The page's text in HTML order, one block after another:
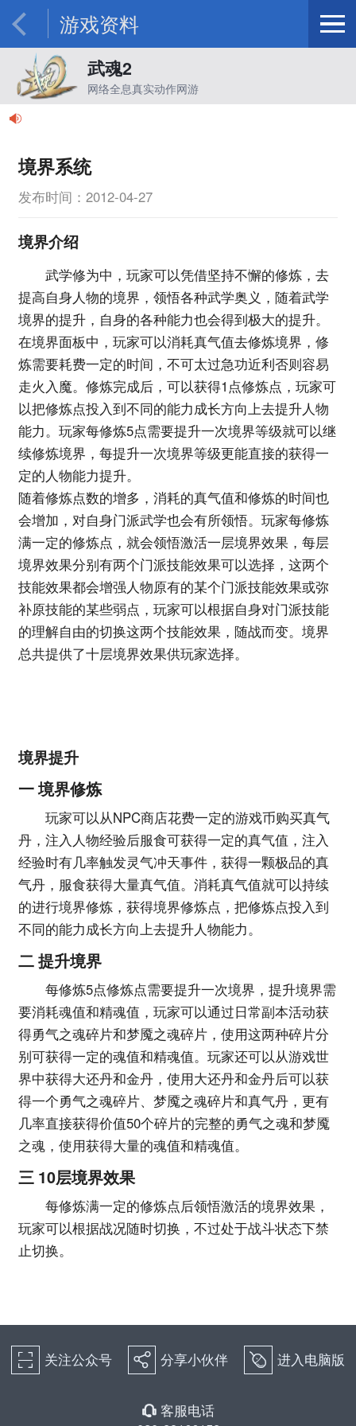
游戏资料
武魂2
网络全息真实动作网游
境界系统
发布时间：2012-04-27
境界介绍
武学修为中，玩家可以凭借坚持不懈的修炼，去
提高自身人物的境界，领悟各种武学奥义，随着武学
境界的提升，自身的各种能力也会得到极大的提升。
在境界面板中，玩家可以消耗真气值去修炼境界，修
炼需要耗费一定的时间，不可太过急功近利否则容易
走火入魔。修炼完成后，可以获得1点修炼点，玩家可
以把修炼点投入到不同的能力成长方向上去提升人物
能力。玩家每修炼5点需要提升一次境界等级就可以继
续修炼境界，每提升一次境界等级更能直接的获得一
定的人物能力提升。
随着修炼点数的增多，消耗的真气值和修炼的时间也
会增加，对自身门派武学也会有所领悟。玩家每修炼
满一定的修炼点，就会领悟激活一层境界效果，每层
境界效果分别有两个门派技能效果可以选择，这两个
技能效果都会增强人物原有的某个门派技能效果或弥
补原技能的某些弱点，玩家可以根据自身对门派技能
的理解自由的切换这两个技能效果，随战而变。境界
总共提供了十层境界效果供玩家选择。
境界提升
一 境界修炼
玩家可以从NPC商店花费一定的游戏币购买真气
丹，注入人物经验后服食可获得一定的真气值，注入
经验时有几率触发灵气冲天事件，获得一颗极品的真
气丹，服食获得大量真气值。消耗真气值就可以持续
的进行境界修炼，获得境界修炼点，把修炼点投入到
不同的能力成长方向上去提升人物能力。
二 提升境界
每修炼5点修炼点需要提升一次境界，提升境界需
要消耗魂值和精魂值，玩家可以通过日常副本活动获
得勇气之魂碎片和梦魇之魂碎片，使用这两种碎片分
别可获得一定的魂值和精魂值。玩家还可以从游戏世
界中获得大还丹和金丹，使用大还丹和金丹后可以获
得一个勇气之魂碎片、梦魇之魂碎片和真气丹，更有
几率直接获得价值50个碎片的完整的勇气之魂和梦魇
之魂，使用获得大量的魂值和精魂值。
三 10层境界效果
每修炼满一定的修炼点后领悟激活的境界效果，
玩家可以根据战况随时切换，不过处于战斗状态下禁
止切换。
򰀁 关注公众号 򰀂 分享小伙伴 򰀄 进入电脑版
򰀃 客服电话